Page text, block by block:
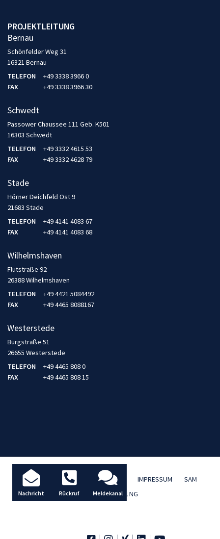
Nachricht Rückruf Meldekanal
PROJEKTLEITUNG
Bernau
Schönfelder Weg 31
16321 Bernau
TELEFON
+49 3338 3966 0
FAX
+49 3338 3966 30
Schwedt
Passower Chaussee 111 Geb. K501
16303 Schwedt
TELEFON
+49 3332 4615 53
FAX
+49 3332 4628 79
Stade
Hörner Deichfeld Ost 9
21683 Stade
TELEFON
+49 4141 4083 67
FAX
+49 4141 4083 68
Wilhelmshaven
Flutstraße 92
26388 Wilhelmshaven
TELEFON
+49 4421 5084492
FAX
+49 4465 8088167
Westerstede
Burgstraße 51
26655 Westerstede
TELEFON
+49 4465 808 0
FAX
+49 4465 808 15
AKTUELLES / BLOG DATENSCHUTZ IMPRESSUM
SAM
TBD FERNWARTUNG